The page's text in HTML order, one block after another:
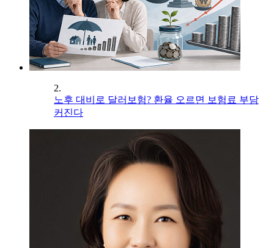
2.
노후 대비로 달러보험? 환율 오르면 보험료 부담
커진다